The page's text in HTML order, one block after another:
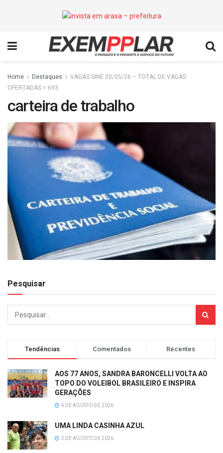
Home Destaques
VAGAS SINE 20/05/26 – TOTAL DE VAGAS
OFERTADAS = 693
carteira de trabalho
Pesquisar
Tendências Comentados Recentes
AOS 77 ANOS, SANDRA BARONCELLI VOLTA AO
TOPO DO VOLEIBOL BRASILEIRO E INSPIRA
GERAÇÕES
4 DE AGOSTO DE 2026
UMA LINDA CASINHA AZUL
2 DE AGOSTO DE 2026